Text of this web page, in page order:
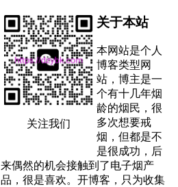
关注我们
关于本站
本网站是个人
博客类型网
站，博主是一
个有十几年烟
龄的烟民，很
多次想要戒
烟，但都是不
是很成功，后
来偶然的机会接触到了电子烟产
品，很是喜欢。开博客，只为收集